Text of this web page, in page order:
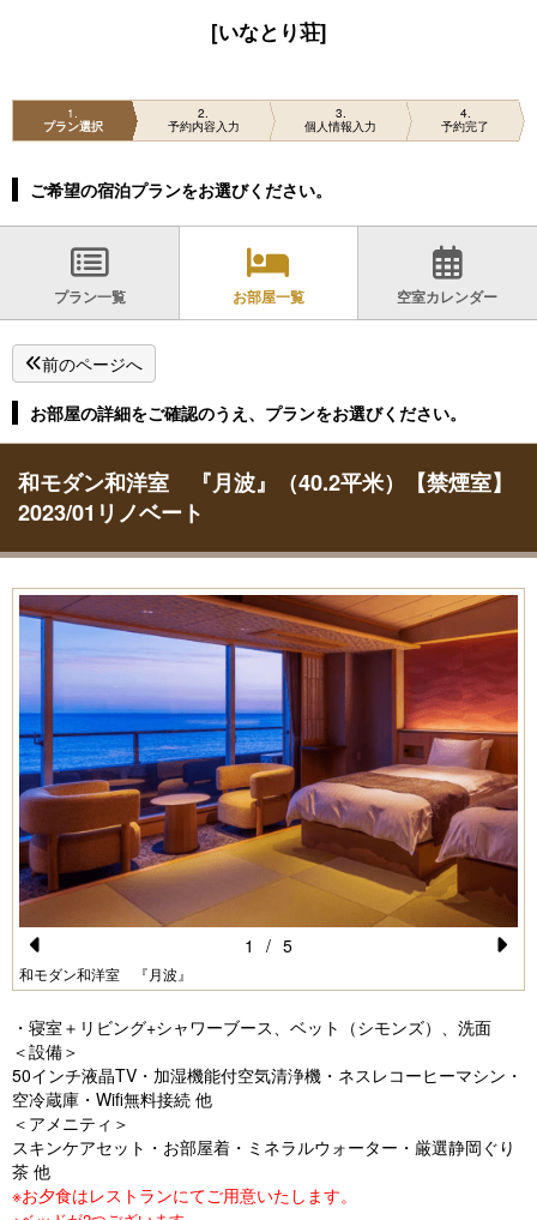
[いなとり荘]
1
プラン選択
2
予約内容入力
3
個人情報入力
4
予約完了
ご希望の宿泊プランをお選びください。
プラン一覧 お部屋一覧 空室カレンダー
前のページへ
お部屋の詳細をご確認のうえ、プランをお選びください。
和モダン和洋室 『月波』（40.2平米）【禁煙室】
2023/01リノベート
Pr
e
vi
o
u
s
和モダン和洋室 『月波』
xt
1 / 5
・寝室＋リビング+シャワーブース、ベット（シモンズ）、洗面
＜設備＞
50インチ液晶TV・加湿機能付空気清浄機・ネスレコーヒーマシン・
空冷蔵庫・Wifi無料接続 他
＜アメニティ＞
スキンケアセット・お部屋着・ミネラルウォーター・厳選静岡ぐり
茶 他
※お夕食はレストランにてご用意いたします。